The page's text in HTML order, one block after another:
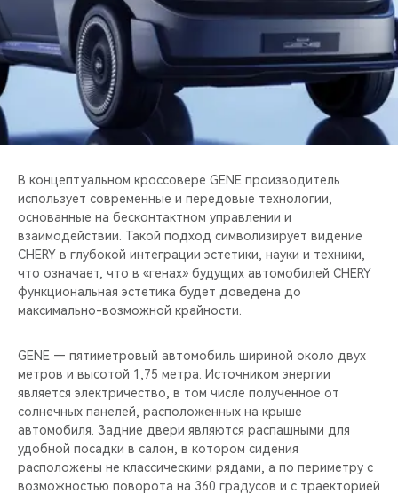
ВИДЕООБЗОРЫ
CHERY ДЛЯ ДЕТЕЙ
В концептуальном кроссовере GENE производитель
использует современные и передовые технологии,
основанные на бесконтактном управлении и
взаимодействии. Такой подход символизирует видение
CHERY в глубокой интеграции эстетики, науки и техники,
что означает, что в «генах» будущих автомобилей CHERY
функциональная эстетика будет доведена до
максимально-возможной крайности.
GENE — пятиметровый автомобиль шириной около двух
метров и высотой 1,75 метра. Источником энергии
является электричество, в том числе полученное от
солнечных панелей, расположенных на крыше
автомобиля. Задние двери являются распашными для
удобной посадки в салон, в котором сидения
расположены не классическими рядами, а по периметру с
возможностью поворота на 360 градусов и с траекторией